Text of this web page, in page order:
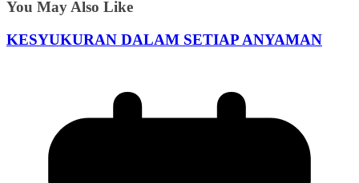
You May Also Like
KESYUKURAN DALAM SETIAP ANYAMAN